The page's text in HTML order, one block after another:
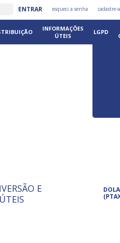
ENTRAR esqueci a senha cadastre-
INFORMAÇÕES
ÚTEIS
LGPD
Organization for
é um conjunto de
E